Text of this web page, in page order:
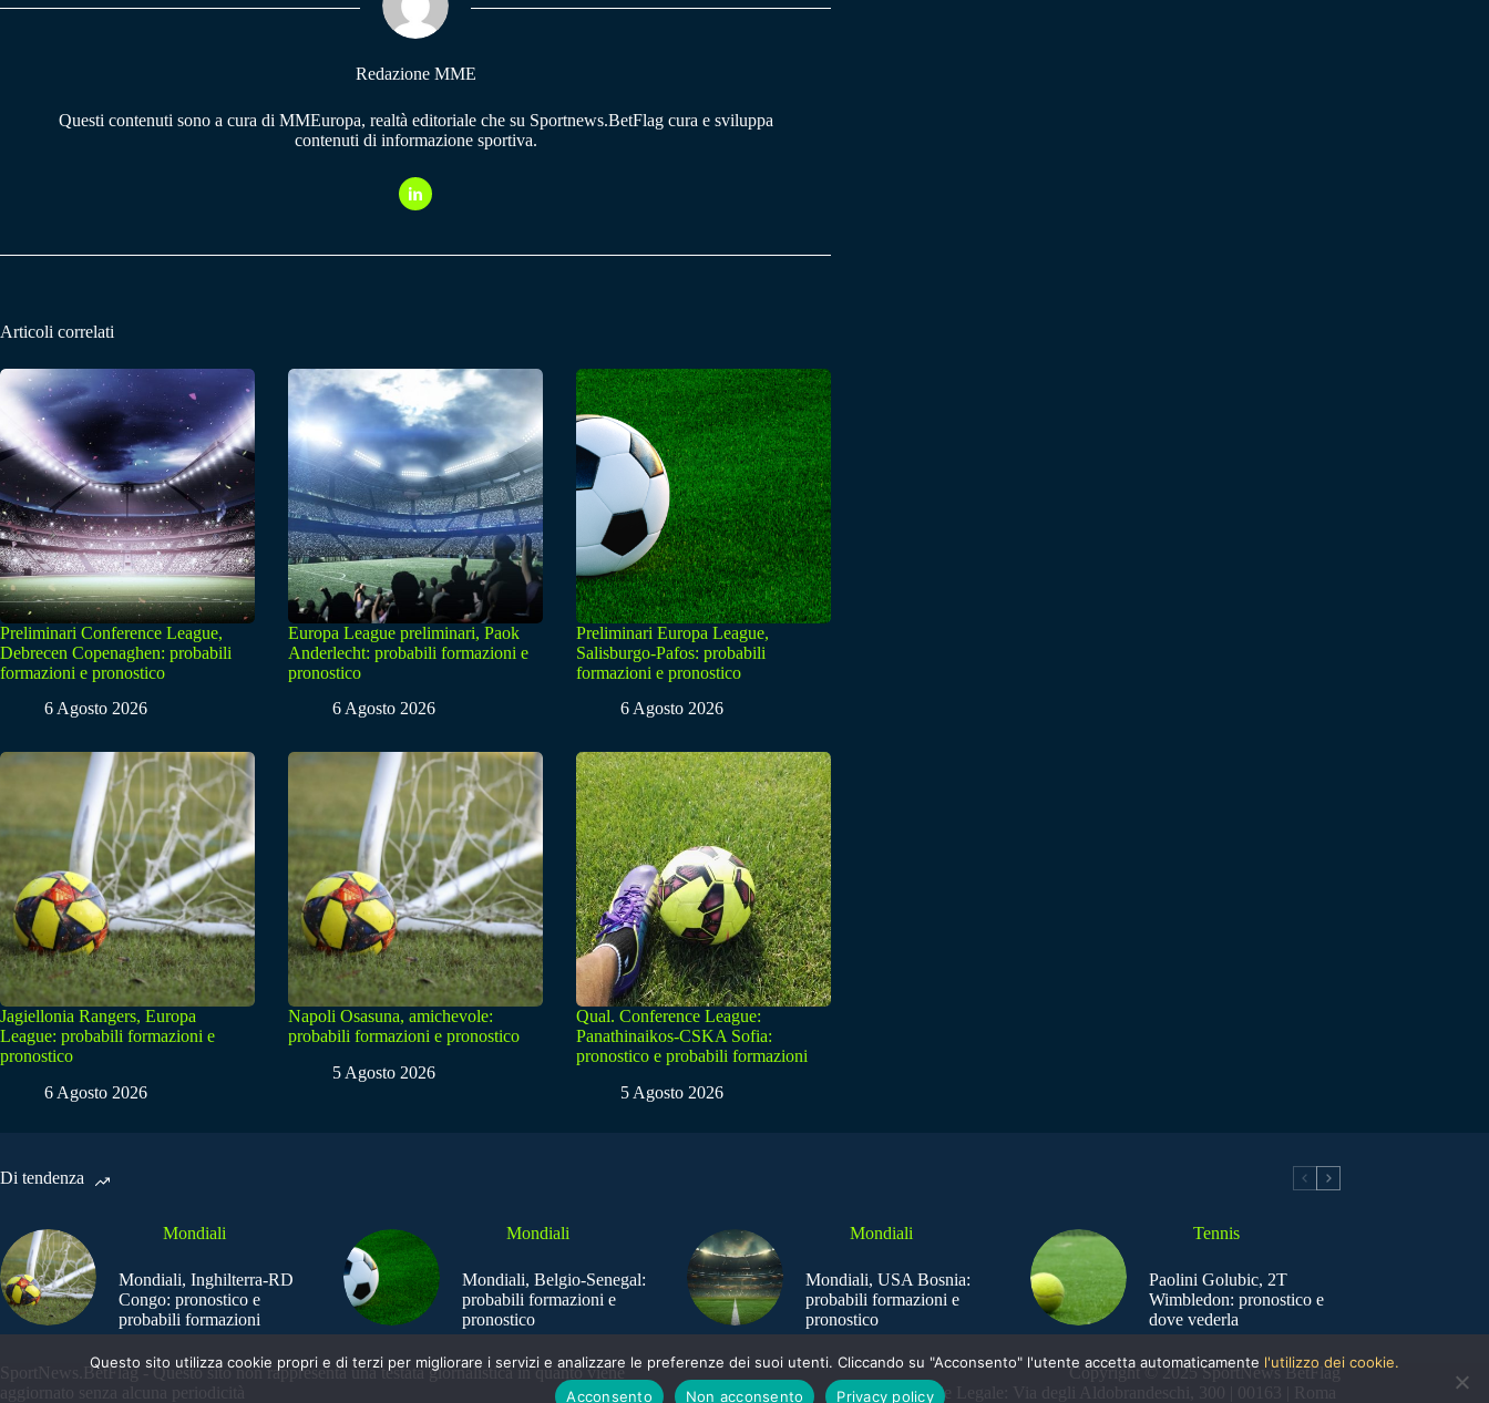
pp m
Redazione MME
Questi contenuti sono a cura di MMEuropa, realtà editoriale che su Sportnews.BetFlag cura e sviluppa
contenuti di informazione sportiva.
Articoli correlati
Preliminari Conference League,
Debrecen Copenaghen: probabili
formazioni e pronostico
6 Agosto 2026
Europa League preliminari, Paok
Anderlecht: probabili formazioni e
pronostico
6 Agosto 2026
Preliminari Europa League,
Salisburgo-Pafos: probabili
formazioni e pronostico
6 Agosto 2026
Jagiellonia Rangers, Europa
League: probabili formazioni e
pronostico
6 Agosto 2026
Napoli Osasuna, amichevole:
probabili formazioni e pronostico
5 Agosto 2026
Qual. Conference League:
Panathinaikos-CSKA Sofia:
pronostico e probabili formazioni
5 Agosto 2026
Di tendenza
Mondiali
Mondiali, Inghilterra-RD
Congo: pronostico e
probabili formazioni
Mondiali
Mondiali, Belgio-Senegal:
probabili formazioni e
pronostico
Mondiali
Mondiali, USA Bosnia:
probabili formazioni e
pronostico
Tennis
Paolini Golubic, 2T
Wimbledon: pronostico e
dove vederla
SportNews.BetFlag - Questo sito non rappresenta una testata giornalistica in quanto viene
aggiornato senza alcuna periodicità
Copyright © 2025 SportNews BetFlag
Sede Legale: Via degli Aldobrandeschi, 300 | 00163 | Roma
Questo sito utilizza cookie propri e di terzi per migliorare i servizi e analizzare le preferenze dei suoi utenti. Cliccando su "Acconsento" l'utente accetta automaticamente l'utilizzo dei cookie.
Acconsento
Non acconsento Privacy policy